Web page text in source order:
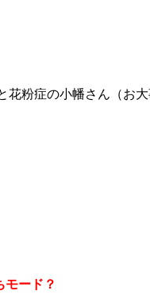
粉症の小幡さん（お
ード？